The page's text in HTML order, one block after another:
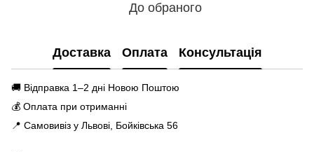
До обраного
Доставка Оплата Консультація
🚚 Відправка 1–2 дні Новою Поштою
💰 Оплата при отриманні
📍 Самовивіз у Львові, Бойківська 56